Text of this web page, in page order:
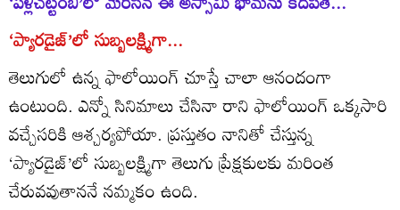
‘ప్యారడైజ్‌’లో సుబ్బలక్ష్మిగా...
తెలుగులో ఉన్న ఫాలోయింగ్‌ చూస్తే చాలా ఆనందంగా
ఉంటుంది. ఎన్నో సినిమాలు చేసినా రాని ఫాలోయింగ్‌ ఒక్కసారి
వచ్చేసరికి ఆశ్చర్యపోయా. ప్రస్తుతం నానితో చేస్తున్న
‘ప్యారడైజ్‌’లో సుబ్బలక్ష్మిగా తెలుగు ప్రేక్షకులకు మరింత
చేరువవుతాననే నమ్మకం ఉంది.